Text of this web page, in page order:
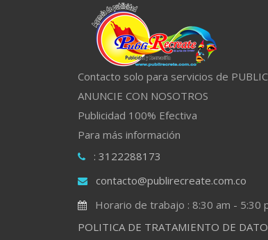
Contacto solo para servicios de
ANUNCIE CON NOSOTROS
Publicidad 100% Efectiva
Para más información
: 3122288173
contacto@publirecreate.com.co
Horario de trabajo : 8:30 am - 5:30
POLITICA DE TRATAMIENTO DE